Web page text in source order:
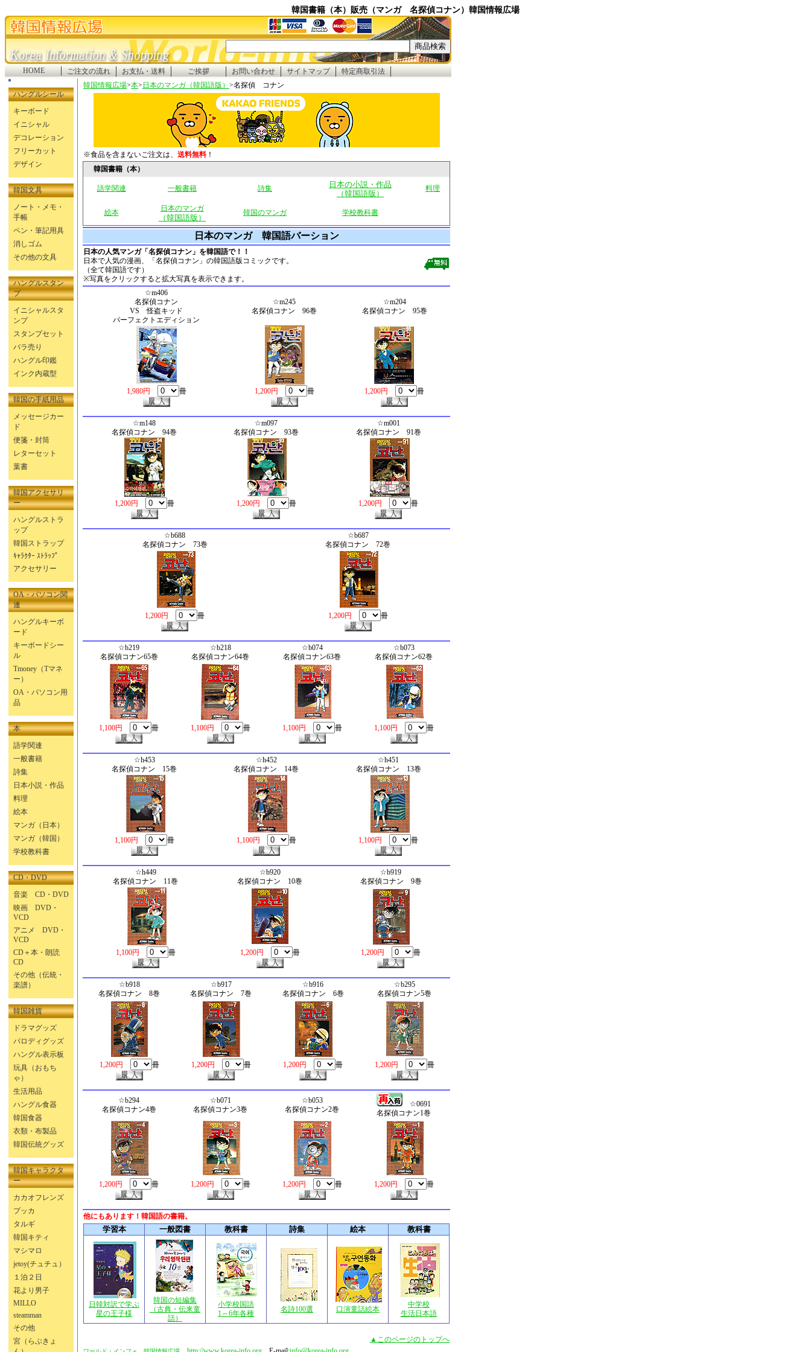
韓国書籍（本）販売（マンガ 名探偵コナン）韓国情報広場
HOME ご注文の流れ お支払・送料 ご挨拶 お問い合わせ サイトマップ 特定商取引法
ハングルシール
キーボード
イニシャル
デコレーション
フリーカット
デザイン
韓国文具
ノート・メモ・
手帳
ペン・筆記用具
消しゴム
その他の文具
ハングルスタン
プ
イニシャルスタ
ンプ
スタンプセット
バラ売り
ハングル印鑑
インク内蔵型
韓国の手紙用品
メッセージカー
ド
便箋・封筒
レターセット
葉書
韓国アクセサリ
ー
ハングルストラ
ップ
韓国ストラップ
ｷｬﾗｸﾀｰ ｽﾄﾗｯﾌﾟ
アクセサリー
OA・パソコン関
連
ハングルキーボ
ード
キーボードシー
ル
Tmoney（Tマネ
ー）
OA・パソコン用
品
本
語学関連
一般書籍
詩集
日本小説・作品
料理
絵本
マンガ（日本）
マンガ（韓国）
学校教科書
CD・DVD
音楽 CD・DVD
映画 DVD・
VCD
アニメ DVD・
VCD
CD＋本・朗読
CD
その他（伝統・
楽譜）
韓国雑貨
ドラマグッズ
パロディグッズ
ハングル表示板
玩具（おもち
ゃ）
生活用品
ハングル食器
韓国食器
衣類・布製品
韓国伝統グッズ
韓国キャラクタ
ー
カカオフレンズ
プッカ
タルギ
韓国キティ
マシマロ
jetoy(チュチュ）
１泊２日
花より男子
MILLO
steamman
その他
宮（らぶきょ
韓国情報広場>本> 日本のマンガ（韓国語版） >名探偵 コナン
※食品を含まないご注文は、 送料無料 ！
韓国書籍（本）
語学関連 一般書籍 詩集
日本の小説・作品
（韓国語版）
料理
絵本 日本のマンガ
（韓国語版）
韓国のマンガ 学校教科書
日本のマンガ 韓国語バーション
日本の人気マンガ「名探偵コナン」を韓国語で！！
日本で人気の漫画、「名探偵コナン」の韓国語版コミックです。
（全て韓国語です）
※写真をクリックすると拡大写真を表示できます。
☆m406
名探偵コナン
VS 怪盗キッド
パーフェクトエディション
☆m245
名探偵コナン 96巻
☆m204
名探偵コナン 95巻
1,980円 冊 1,200円 冊 1,200円 冊
☆m148
名探偵コナン 94巻
☆m097
名探偵コナン 93巻
☆m001
名探偵コナン 91巻
1,200円 冊 1,200円 冊 1,200円 冊
☆b688
名探偵コナン 73巻
☆b687
名探偵コナン 72巻
1,200円 冊 1,200円 冊
☆b219
名探偵コナン65巻
☆b218
名探偵コナン64巻
☆b074
名探偵コナン63巻
☆b073
名探偵コナン62巻
1,100円 冊 1,100円 冊 1,100円 冊 1,100円 冊
☆h453
名探偵コナン 15巻
☆h452
名探偵コナン 14巻
☆h451
名探偵コナン 13巻
1,100円 冊 1,100円 冊 1,100円 冊
☆h449
名探偵コナン 11巻
☆b920
名探偵コナン 10巻
☆b919
名探偵コナン 9巻
1,100円 冊 1,200円 冊 1,200円 冊
☆b918
名探偵コナン 8巻
☆b917
名探偵コナン 7巻
☆b916
名探偵コナン 6巻
☆b295
名探偵コナン5巻
1,200円 冊 1,200円 冊 1,200円 冊 1,200円 冊
☆b294
名探偵コナン4巻
☆b071
名探偵コナン3巻
☆b053
名探偵コナン2巻
☆0691
名探偵コナン1巻
1,200円 冊 1,200円 冊 1,200円 冊 1,200円 冊
他にもあります！韓国語の書籍。
学習本 一般図書 教科書 詩集 絵本 教科書
日韓対訳で学ぶ
星の王子様
韓国の短編集
（古典・伝来童
話）
小学校国語
1～6年各種
名詩100選 口演童話絵本
中学校
生活日本語
▲このページのトップへ